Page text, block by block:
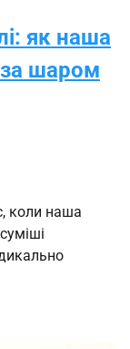
як наша
шаром
коли наша